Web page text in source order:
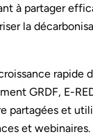
à partager
la
rapide
GRDF, E-
partagées et
et